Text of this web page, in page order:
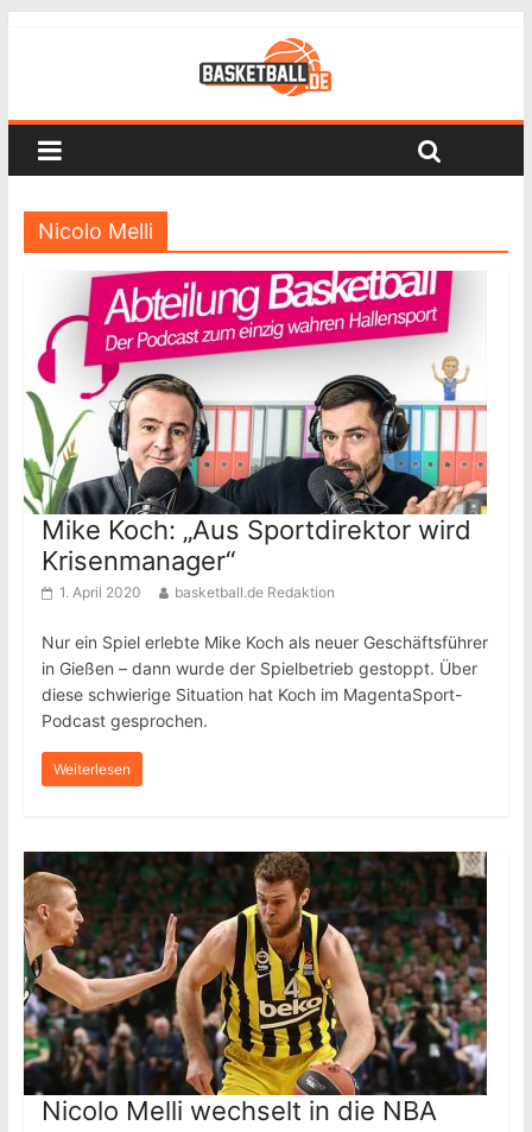
Nicolo Melli
Mike Koch: „Aus Sportdirektor wird
Krisenmanager“
1. April 2020 basketball.de Redaktion
Nur ein Spiel erlebte Mike Koch als neuer Geschäftsführer
in Gießen – dann wurde der Spielbetrieb gestoppt. Über
diese schwierige Situation hat Koch im MagentaSport-
Podcast gesprochen.
Weiterlesen
Nicolo Melli wechselt in die NBA